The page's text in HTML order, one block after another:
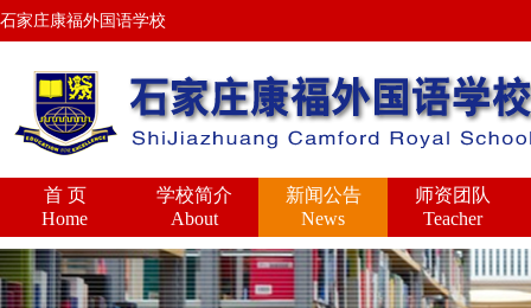
石家庄康福外国语学校
首 页
Home
学校简介
About
新闻公告
News
师资团队
Teacher